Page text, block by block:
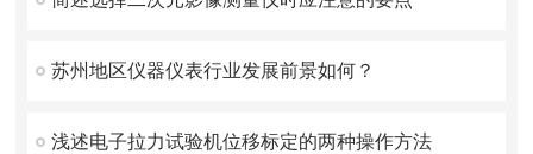
苏州地区仪器仪表行业发展前景如何？
浅述电子拉力试验机位移标定的两种操作方法